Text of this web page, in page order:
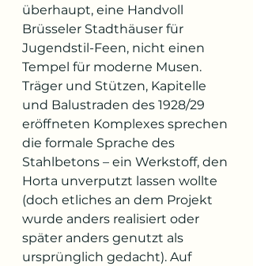
überhaupt, eine Handvoll
Brüsseler Stadthäuser für
Jugendstil-Feen, nicht einen
Tempel für moderne Musen.
Träger und Stützen, Kapitelle
und Balustraden des 1928/29
eröffneten Komplexes sprechen
die formale Sprache des
Stahlbetons – ein Werkstoff, den
Horta unverputzt lassen wollte
(doch etliches an dem Projekt
wurde anders realisiert oder
später anders genutzt als
ursprünglich gedacht). Auf